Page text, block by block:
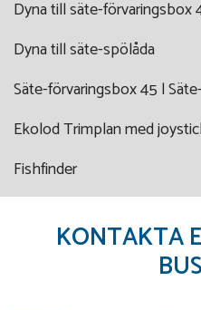
Dyna till säte-förvaringsbox
Dyna till säte-spölåda
Säte-förvaringsbox 45 l
Ekolod Trimplan med
Fishfinder
KONTAKTA